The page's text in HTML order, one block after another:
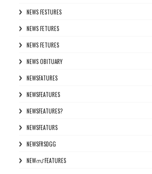
NEWS FESTURES
NEWS FETURES
NEWS FETURES
NEWS OBITUARY
NEWSFATURES
NEWSFEATURES
NEWSFEATURES?
NEWSFEATURS
NEWSFRSDGG
NEWസ് FEATURES